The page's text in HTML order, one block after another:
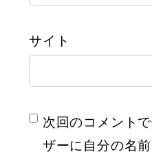
サイト
次回のコメント
ザーに自分の名